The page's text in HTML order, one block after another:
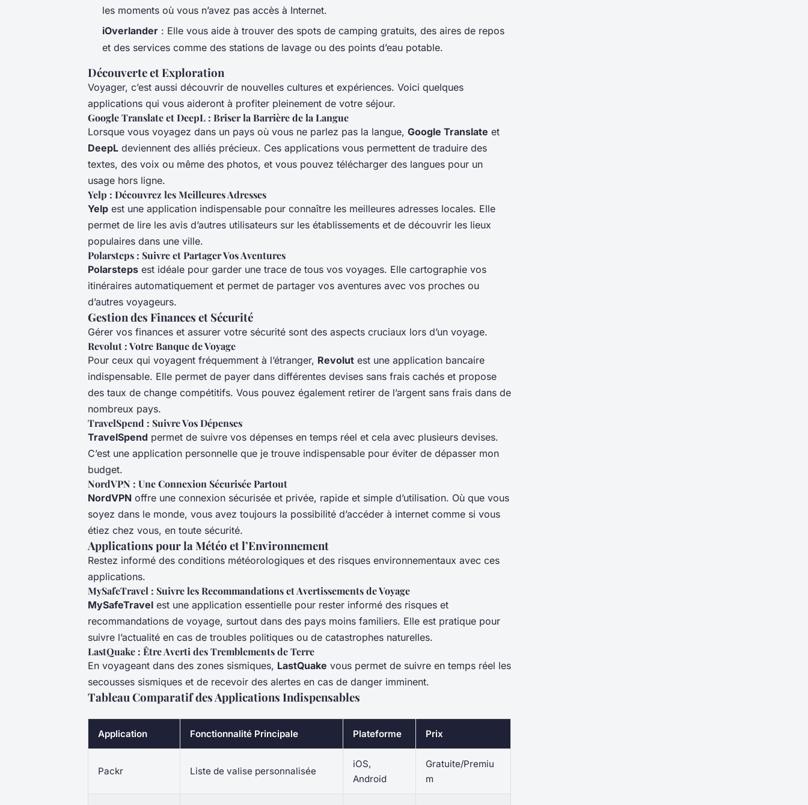
les moments où vous n’avez pas accès à Internet.
iOverlander : Elle vous aide à trouver des spots de camping gratuits, des aires de repos
et des services comme des stations de lavage ou des points d’eau potable.
Découverte et Exploration
Voyager, c’est aussi découvrir de nouvelles cultures et expériences. Voici quelques
applications qui vous aideront à profiter pleinement de votre séjour.
Google Translate et DeepL : Briser la Barrière de la Langue
Lorsque vous voyagez dans un pays où vous ne parlez pas la langue, Google Translate et
DeepL deviennent des alliés précieux. Ces applications vous permettent de traduire des
textes, des voix ou même des photos, et vous pouvez télécharger des langues pour un
usage hors ligne.
Yelp : Découvrez les Meilleures Adresses
Yelp est une application indispensable pour connaître les meilleures adresses locales. Elle
permet de lire les avis d’autres utilisateurs sur les établissements et de découvrir les lieux
populaires dans une ville.
Polarsteps : Suivre et Partager Vos Aventures
Polarsteps est idéale pour garder une trace de tous vos voyages. Elle cartographie vos
itinéraires automatiquement et permet de partager vos aventures avec vos proches ou
d’autres voyageurs.
Gestion des Finances et Sécurité
Gérer vos finances et assurer votre sécurité sont des aspects cruciaux lors d’un voyage.
Revolut : Votre Banque de Voyage
Pour ceux qui voyagent fréquemment à l’étranger, Revolut est une application bancaire
indispensable. Elle permet de payer dans différentes devises sans frais cachés et propose
des taux de change compétitifs. Vous pouvez également retirer de l’argent sans frais dans de
nombreux pays.
TravelSpend : Suivre Vos Dépenses
TravelSpend permet de suivre vos dépenses en temps réel et cela avec plusieurs devises.
C’est une application personnelle que je trouve indispensable pour éviter de dépasser mon
budget.
NordVPN : Une Connexion Sécurisée Partout
NordVPN offre une connexion sécurisée et privée, rapide et simple d’utilisation. Où que vous
soyez dans le monde, vous avez toujours la possibilité d’accéder à internet comme si vous
étiez chez vous, en toute sécurité.
Applications pour la Météo et l’Environnement
Restez informé des conditions météorologiques et des risques environnementaux avec ces
applications.
MySafeTravel : Suivre les Recommandations et Avertissements de Voyage
MySafeTravel est une application essentielle pour rester informé des risques et
recommandations de voyage, surtout dans des pays moins familiers. Elle est pratique pour
suivre l’actualité en cas de troubles politiques ou de catastrophes naturelles.
LastQuake : Être Averti des Tremblements de Terre
En voyageant dans des zones sismiques, LastQuake vous permet de suivre en temps réel les
secousses sismiques et de recevoir des alertes en cas de danger imminent.
Tableau Comparatif des Applications Indispensables
Application Fonctionnalité Principale Plateforme Prix
Packr Liste de valise personnalisée
iOS,
Android
Gratuite/Premiu
m